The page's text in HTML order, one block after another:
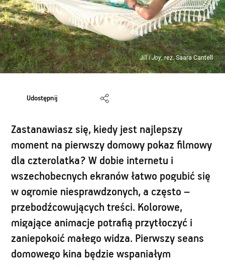
Jill i Joy, reż. Saara Cantell
Udostępnij
Zastanawiasz się, kiedy jest najlepszy
moment na pierwszy domowy pokaz filmowy
dla czterolatka? W dobie internetu i
wszechobecnych ekranów łatwo pogubić się
w ogromie niesprawdzonych, a często –
przebodźcowujących treści. Kolorowe,
migające animacje potrafią przytłoczyć i
zaniepokoić małego widza. Pierwszy seans
domowego kina będzie wspaniałym